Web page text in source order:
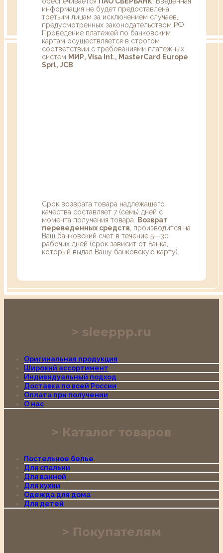
информация не будет предоставлена
третьим лицам за исключением случаев,
предусмотренных законодательством РФ.
Проведение платежей по банковским
картам осуществляется в строгом
соответствии с требованиями платежных
систем МИР, Visa Int., MasterCard Europe
Sprl, JCB
Срок возврата товара надлежащего
качества составляет 7 (семь) дней с
момента получения товара.
Возврат
переведенных средств , производится на
Ваш банковский счет в течение 5—30
рабочих дней (срок зависит от Банка,
который выдал Вашу банковскую карту).
sleeppp.ru
Оригинальная продукция
Широкий ассортимент
Индивидуальный подход
Доставка по всей России
Оплата при получении
О нас
Каталог товаров
Постельное белье
Для спальни
Для ванной
Для кухни
Одежда для дома
Для детей
Покупателям